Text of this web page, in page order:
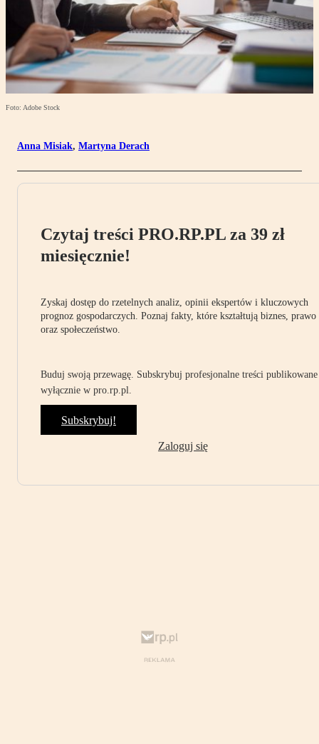
Foto: Adobe Stock
Anna Misiak, Martyna Derach
Czytaj treści PRO.RP.PL za 39 zł
miesięcznie!
Zyskaj dostęp do rzetelnych analiz, opinii ekspertów i kluczowych
prognoz gospodarczych. Poznaj fakty, które kształtują biznes, prawo
oraz społeczeństwo.
Buduj swoją przewagę. Subskrybuj profesjonalne treści publikowane
wyłącznie w pro.rp.pl.
Subskrybuj!
Zaloguj się